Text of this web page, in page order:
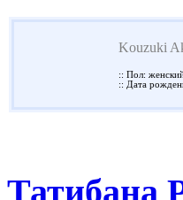
Kouzuki
:: Пол:
:: Дата
Татибана